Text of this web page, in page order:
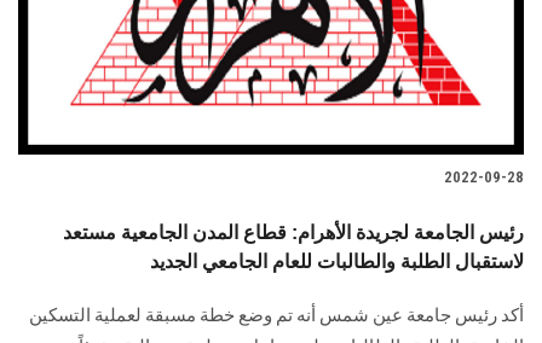
2022-09-28
رئيس الجامعة لجريدة الأهرام: قطاع المدن الجامعية مستعد
لاستقبال الطلبة والطالبات للعام الجامعي الجديد
أكد رئيس جامعة عين شمس أنه تم وضع خطة مسبقة لعملية التسكين